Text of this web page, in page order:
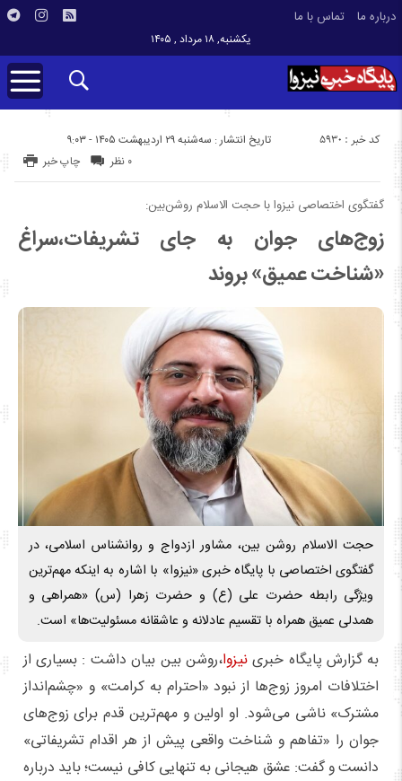
درباره ما تماس با ما
یکشنبه, ۱۸ مرداد , ۱۴۰۵
تاریخ انتشار : سه‌شنبه ۲۹ اردیبهشت ۱۴۰۵ - ۹:۰۳ کد خبر : 5930
چاپ خبر ۰ نظر
گفتگوی اختصاصی نیزوا با حجت الاسلام روشن‌بین:
زوج‌های جوان به جای تشریفات،سراغ
«شناخت عمیق» بروند
حجت الاسلام روشن بین، مشاور ازدواج و روانشناس اسلامی، در
گفتگوی اختصاصی با پایگاه خبری «نیزوا» با اشاره به اینکه مهم‌ترین
ویژگی رابطه حضرت علی (ع) و حضرت زهرا (س) «همراهی و
همدلی عمیق همراه با تقسیم عادلانه و عاشقانه مسئولیت‌ها» است.
به گزارش پایگاه خبرینیزوا،روشن بین بیان داشت : بسیاری از
اختلافات امروز زوج‌ها از نبود «احترام به کرامت» و «چشم‌انداز
مشترک» ناشی می‌شود. او اولین و مهم‌ترین قدم برای زوج‌های
جوان را «تفاهم و شناخت واقعی پیش از هر اقدام تشریفاتی»
دانست و گفت: عشق هیجانی به تنهایی کافی نیست؛ باید درباره